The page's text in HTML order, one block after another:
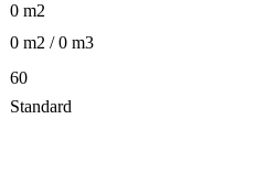
0 m2
0 m2 /0 m3
60
Standard